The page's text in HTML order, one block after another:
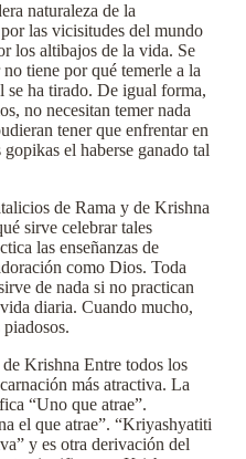
naturaleza de la
las vicisitudes del mundo
los altibajos de la vida. Se
tiene por qué temerle a la
se ha tirado. De igual forma,
no necesitan temer nada
tener que enfrentar en
el haberse ganado tal
de Rama y de Krishna
sirve celebrar tales
las enseñanzas de
como Dios. Toda
de nada si no practican
diaria. Cuando mucho,
Krishna Entre todos los
más atractiva. La
“Uno que atrae”.
el que atrae”. “Kriyashyatiti
y es otra derivación del